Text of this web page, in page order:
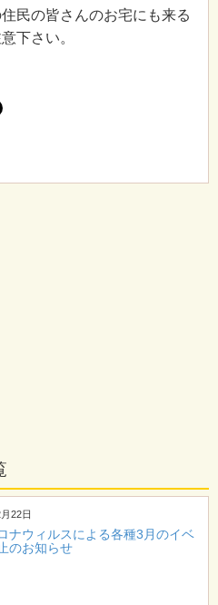
民の皆さんのお宅にも来る
下さい。
22日
ナウィルスによる各種3月のイベ
のお知らせ